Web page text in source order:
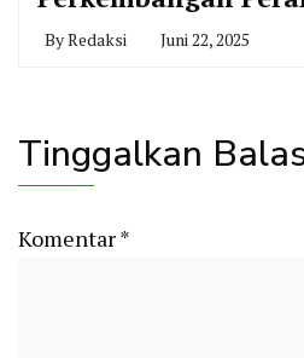
ByRedaksi Juni 22, 2025
Tinggalkan
Komentar*